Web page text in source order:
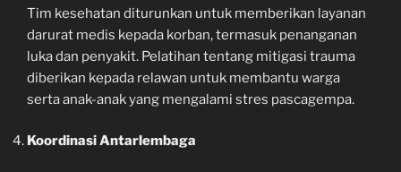
Tim kesehatan diturunkan untuk memberikan layanan
darurat medis kepada korban, termasuk penanganan
luka dan penyakit. Pelatihan tentang mitigasi trauma
diberikan kepada relawan untuk membantu warga
serta anak-anak yang mengalami stres pascagempa.
Koordinasi Antarlembaga